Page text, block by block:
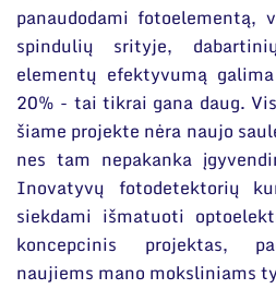
panaudodami fotoelementą,
spindulių srityje,
elementų efektyvumą
20% - tai tikrai gana daug.
šiame projekte nėra naujo
nes tam nepakanka
Inovatyvų fotodetektorių
siekdami išmatuoti
koncepcinis projektas,
naujiems mano moksliniams